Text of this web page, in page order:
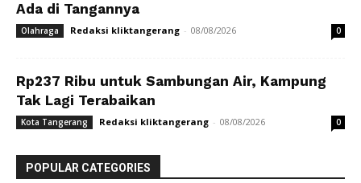
Ada di Tangannya
Olahraga Redaksi kliktangerang - 08/08/2026 0
Rp237 Ribu untuk Sambungan Air, Kampung
Tak Lagi Terabaikan
Kota Tangerang Redaksi kliktangerang - 08/08/2026 0
POPULAR CATEGORIES